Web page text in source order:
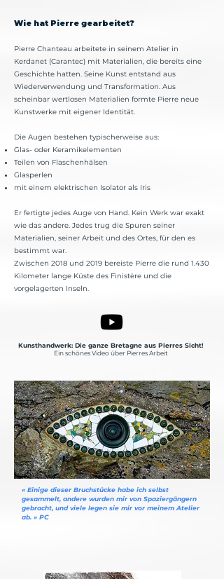
Wie hat Pierre gearbeitet?
Pierre Chanteau arbeitete in seinem Atelier in
Kerdanet (Carantec) mit Materialien, die bereits eine
Geschichte hatten. Seine Kunst entstand aus
Wiederverwendung und Transformation. Aus
scheinbar wertlosen Materialien formte Pierre neue
Kunstwerke mit eigener Identität.
Die Augen bestehen typischerweise aus:
Glas- oder Keramikelementen
Teilen von Flaschenhälsen
Glasperlen
mit einem elektrischen Isolator als Iris
Er fertigte jedes Auge von Hand. Kein Werk war exakt
wie das andere. Jedes trug die Spuren seiner
Materialien, seiner Arbeit und des Ortes, für den es
bestimmt war.
Zwischen 2018 und 2019 bereiste Pierre die rund 1.430
Kilometer lange Küste des Finistère und die
vorgelagerten Inseln.
Kunsthandwerk: Die ganze Bretagne aus Pierres Sicht!
Ein schönes Video über Pierres Arbeit
« Einige dieser Bruchstücke habe ich selbst
gesammelt, andere wurden mir von Spaziergängern
gebracht, und viele legen sie mir vor meinem Atelier
ab. » PC